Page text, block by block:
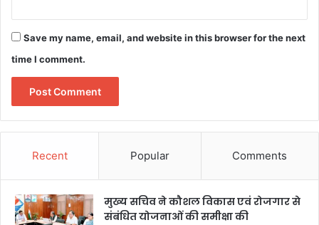
Save my name, email, and website in this browser for the next
time I comment.
Recent Popular Comments
मुख्य सचिव ने कौशल विकास एवं रोजगार से
संबंधित योजनाओं की समीक्षा की